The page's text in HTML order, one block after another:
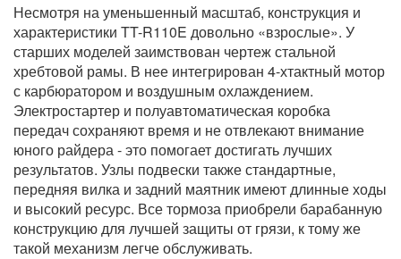
Несмотря на уменьшенный масштаб, конструкция и
характеристики TT-R110E довольно «взрослые». У
старших моделей заимствован чертеж стальной
хребтовой рамы. В нее интегрирован 4-хтактный мотор
с карбюратором и воздушным охлаждением.
Электростартер и полуавтоматическая коробка
передач сохраняют время и не отвлекают внимание
юного райдера - это помогает достигать лучших
результатов. Узлы подвески также стандартные,
передняя вилка и задний маятник имеют длинные ходы
и высокий ресурс. Все тормоза приобрели барабанную
конструкцию для лучшей защиты от грязи, к тому же
такой механизм легче обслуживать.